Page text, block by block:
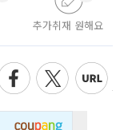
추가취재 원해요